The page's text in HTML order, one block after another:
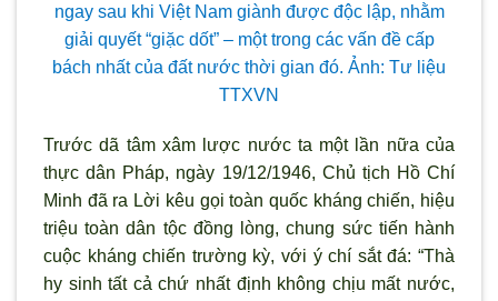
ngay sau khi Việt Nam giành được độc lập, nhằm
giải quyết “giặc dốt” – một trong các vấn đề cấp
bách nhất của đất nước thời gian đó. Ảnh: Tư liệu
TTXVN
Trước dã tâm xâm l ược nước ta một lần nữa của
thực dân Pháp, ngày 19/12/1946, Chủ tịch Hồ Chí
Minh đã ra Lời kêu gọi toàn quốc kháng chiến, hiệu
triệu toàn dân tộc đồng lòng, chung sức tiến hành
cuộc kháng chiến trường kỳ, với ý chí sắt đá: “Thà
hy sinh tất cả chứ nhất định không chịu mất nước,